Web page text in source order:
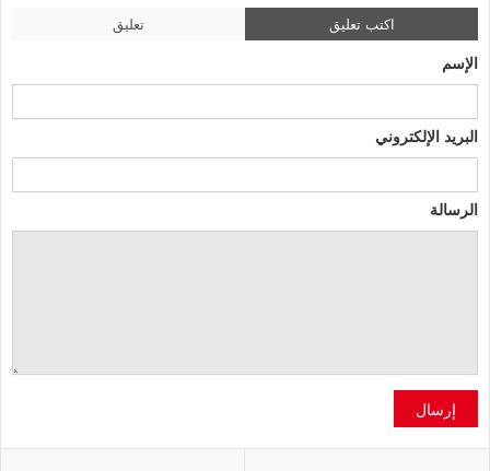
اكتب تعليق تعليق
الإسم
البريد الإلكتروني
الرسالة
إرسال